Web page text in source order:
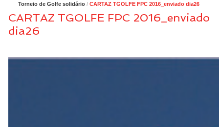
Torneio de Golfe solidário/ CARTAZ TGOLFE FPC 2016_enviado dia26
CARTAZ TGOLFE FPC 2016_enviado
dia26